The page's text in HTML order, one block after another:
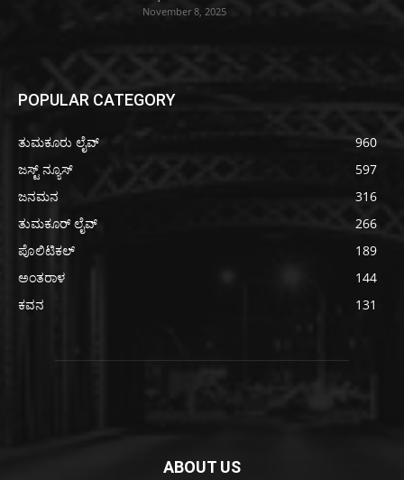
November 8, 2025
POPULAR CATEGORY
ತುಮಕೂರು ಲೈವ್
960
ಜಸ್ಟ್ ನ್ಯೂಸ್
597
ಜನಮನ
316
ತುಮಕೂರ್ ಲೈವ್
266
ಪೊಲಿಟಿಕಲ್
189
ಅಂತರಾಳ
144
ಕವನ
131
ABOUT US